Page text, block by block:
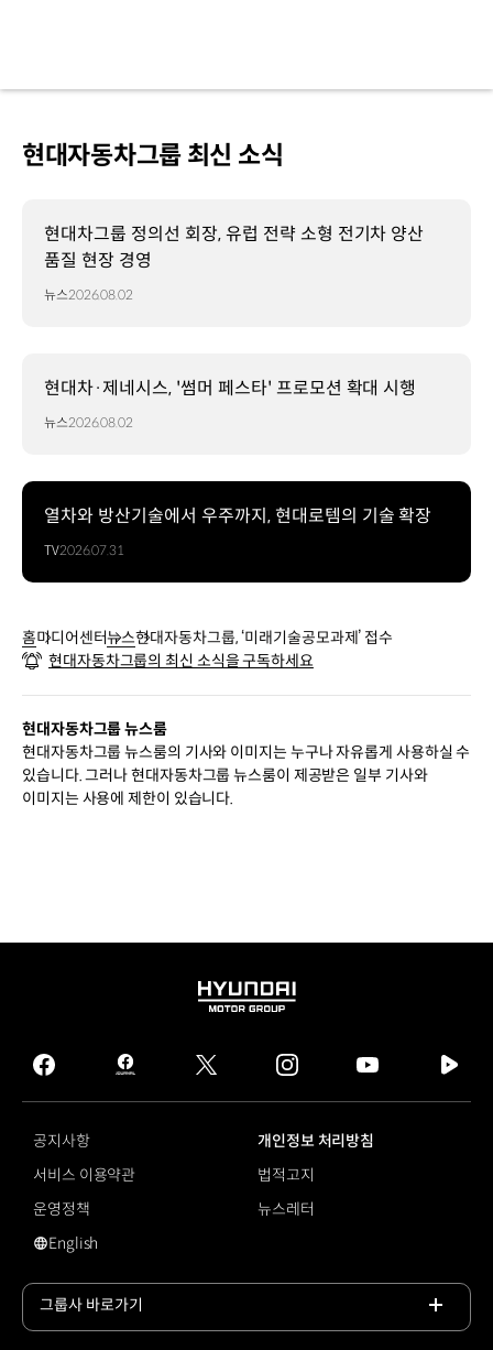
현대자동차그룹 최신 소식
현대차그룹 정의선 회장, 유럽 전략 소형 전기차 양산
품질 현장 경영
뉴스2026.08.02
현대차·제네시스, '썸머 페스타' 프로모션 확대 시행
뉴스2026.08.02
열차와 방산기술에서 우주까지, 현대로템의 기술 확장
TV2026.07.31
홈미디어센터뉴스현대자동차그룹, ‘미래기술공모과제’ 접수
현대자동차그룹의 최신 소식을 구독하세요
현대자동차그룹 뉴스룸
현대자동차그룹 뉴스룸의 기사와 이미지는 누구나 자유롭게 사용하실 수
있습니다. 그러나 현대자동차그룹 뉴스룸이 제공받은 일부 기사와
이미지는 사용에 제한이 있습니다.
HYUNDAI
GROUP
facebook
hmg
journal
twitter instagram
tv
공지사항
개인정보 처리방침
서비스 이용약관
법적고지
운영정책
뉴스레터
영문 사이트로 이동
English
그룹사 바로가기